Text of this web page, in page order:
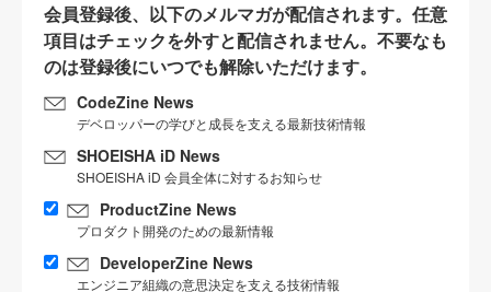
会員登録後、以下のメルマガが配信されます。任意
項目はチェックを外すと配信されません。不要なも
のは登録後にいつでも解除いただけます。
CodeZine News
デベロッパーの学びと成長を支える最新技術情報
SHOEISHA iD News
SHOEISHA iD 会員全体に対するお知らせ
ProductZine News
プロダクト開発のための最新情報
DeveloperZine News
エンジニア組織の意思決定を支える技術情報